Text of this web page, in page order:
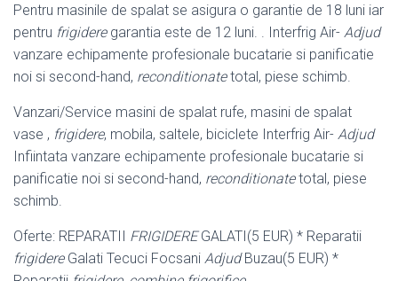
Pentru masinile de spalat se asigura o garantie de 18 luni iar
pentru frigideregarantia este de 12 luni. . Interfrig Air- Adjud
vanzare echipamente profesionale bucatarie si panificatie
noi si second-hand, reconditionatetotal, piese schimb.
Vanzari/Service masini de spalat rufe, masini de spalat
vase , frigidere, mobila, saltele, biciclete Interfrig Air- Adjud
Infiintata vanzare echipamente profesionale bucatarie si
panificatie noi si second-hand, reconditionatetotal, piese
schimb.
Oferte: REPARATII FRIGIDEREGALATI(5 EUR) * Reparatii
frigidereGalati Tecuci Focsani AdjudBuzau(5 EUR) *